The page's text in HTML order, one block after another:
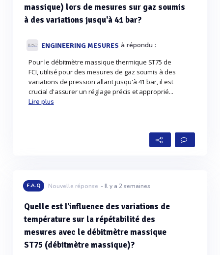
massique) lors de mesures sur gaz soumis
à des variations jusqu'à 41 bar?
ENGINEERING MESURES à répondu :
Pour le débitmètre massique thermique ST75 de
FCI, utilisé pour des mesures de gaz soumis à des
variations de pression allant jusqu'à 41 bar, il est
crucial d'assurer un réglage précis et approprié...
Lire plus
F.A.Q Nouvelle réponse - Il y a 2 semaines
Quelle est l'influence des variations de
température sur la répétabilité des
mesures avec le débitmètre massique
ST75 (débitmètre massique)?